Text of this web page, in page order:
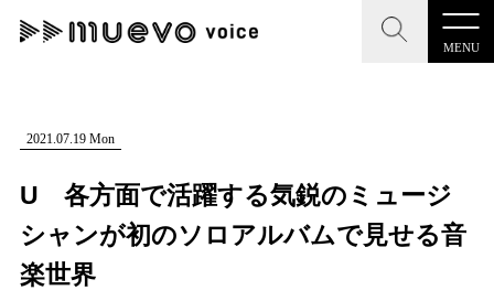
MENU
CLOSE
記事を検索する
CLOSE
"読者の声を形にする”音楽特化メディア
MENU
2021.07.19 Mon
U 各方面で活躍する気鋭のミュージ
シャンが初のソロアルバムで見せる音
楽世界